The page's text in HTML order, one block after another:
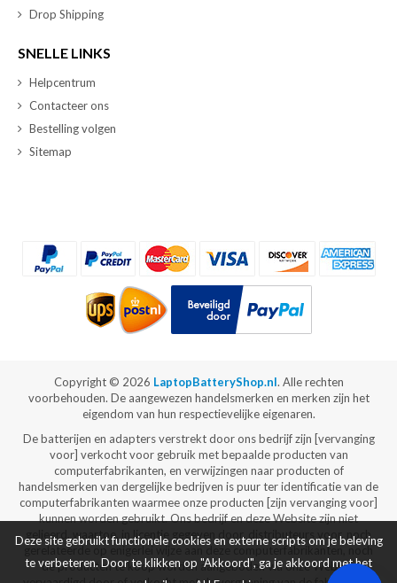
Drop Shipping
SNELLE LINKS
Helpcentrum
Contacteer ons
Bestelling volgen
Sitemap
Copyright © 2026 LaptopBatteryShop.nl. Alle rechten
voorbehouden. De aangewezen handelsmerken en merken zijn het
eigendom van hun respectievelijke eigenaren.
De batterijen en adapters verstrekt door ons bedrijf zijn [vervanging
voor] verkocht voor gebruik met bepaalde producten van
computerfabrikanten, en verwijzingen naar producten of
handelsmerken van dergelijke bedrijven is puur ter identificatie van de
computerfabrikanten waarmee onze producten [zijn vervanging voor]
kunnen worden gebruikt. Ons bedrijf en deze Website zijn niet
gelieerd, waartoe, in licentie gegeven door, distributeurs voor, noch
gerelateerde op enigerlei wijze aan deze computerfabrikanten, noch
de producten te koop worden aangeboden via onze Website
Deze site gebruikt functionele cookies en externe scripts om je beleving
te verbeteren. Door te klikken op "Akkoord", ga je akkoord met het